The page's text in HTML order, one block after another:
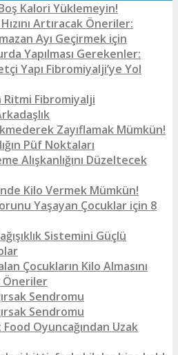
Kalori Yüklemeyin!
Artıracak Öneriler:
Ayı Geçirmek için
Yapılması Gerekenler:
Yapı Fibromiyalji’ye Yol
Ritmi Fibromiyalji
Zayıflamak Mümkün!
Püf Noktaları
Alışkanlığını Düzeltecek
Kilo Vermek Mümkün!
Yaşayan Çocuklar için 8
Sistemini Güçlü
Çocukların Kilo Almasını
Öneriler
Sendromu
Sendromu
Oyuncağından Uzak